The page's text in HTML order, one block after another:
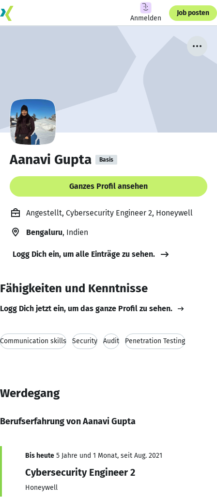
Anmelden
Job posten
Aanavi Gupta Basis
Ganzes Profil ansehen
Angestellt, Cybersecurity Engineer 2, Honeywell
Bengaluru, Indien
Logg Dich ein, um alle Einträge zu sehen.
Fähigkeiten und Kenntnisse
Logg Dich jetzt ein, um das ganze Profil zu sehen.
Communication skills Security Audit Penetration Testing
Werdegang
Berufserfahrung von Aanavi Gupta
Bis heute 5 Jahre und 1 Monat, seit Aug. 2021
Cybersecurity Engineer 2
Honeywell